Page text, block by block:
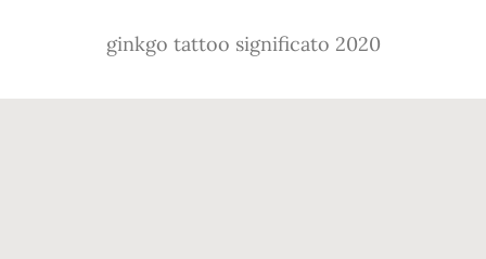
ginkgo tattoo significato 2020